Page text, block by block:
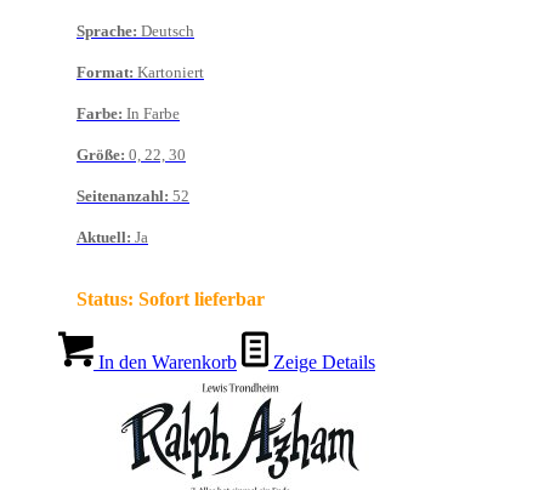
Sprache: Deutsch
Format: Kartoniert
Farbe: In Farbe
Größe: 0, 22, 30
Seitenanzahl: 52
Aktuell: Ja
Status: Sofort lieferbar
In den Warenkorb Zeige Details